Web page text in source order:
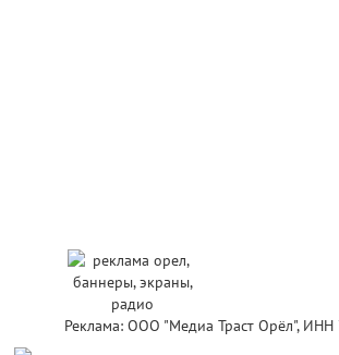
Реклама: ООО "Медиа Траст Орёл",